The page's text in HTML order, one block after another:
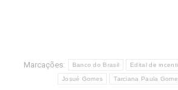
Marcações: Banco do Brasil Edital de
Josué Gomes Tarciana Paula